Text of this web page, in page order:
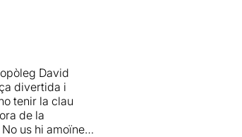
i, per tant,
que s’han
d'aquesta
David
divertida i
tenir la clau
de la
us hi amoïneu,